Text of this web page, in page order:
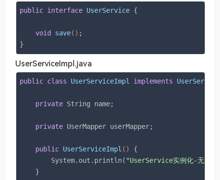
public interface UserService {
void save() ;
}
UserServiceImpl.java
public class UserServiceImpl implements UserService
private String name;
private UserMapper userMapper;
public UserServiceImpl ()
{
        System.out.println(
"UserService实例化-无参构
    }